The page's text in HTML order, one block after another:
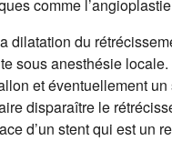
comme
dilatation du
sous anesthésie
et éventuellement
disparaître le
d’un stent qui est un